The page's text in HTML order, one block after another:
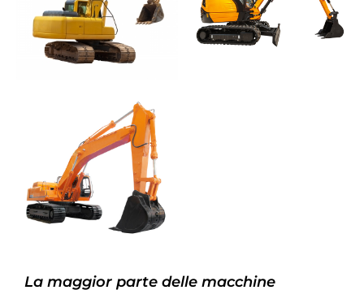
La maggior parte delle macchine